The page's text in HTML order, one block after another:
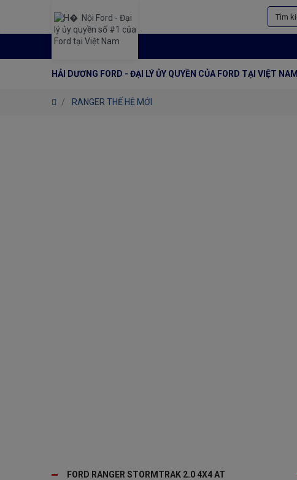
HẢI DƯƠNG FORD - ĐẠI LÝ ỦY QUYỀN CỦA FORD TẠI VIỆT NAM
RANGER THẾ HỆ MỚI
FORD RANGER STORMTRAK 2.0 4X4 AT